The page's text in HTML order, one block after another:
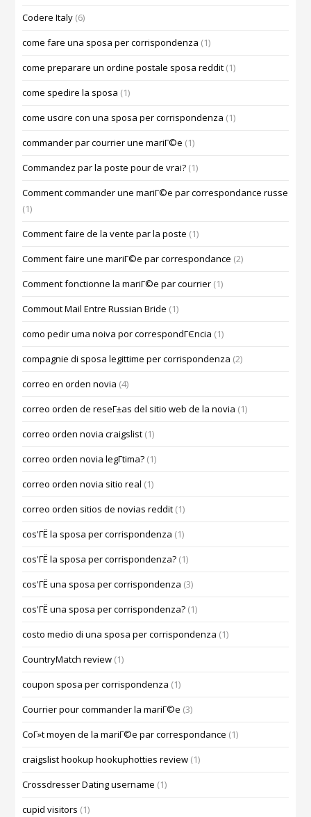
Codere Italy (6)
come fare una sposa per corrispondenza (1)
come preparare un ordine postale sposa reddit (1)
come spedire la sposa (1)
come uscire con una sposa per corrispondenza (1)
commander par courrier une mariГ©e (1)
Commandez par la poste pour de vrai? (1)
Comment commander une mariГ©e par correspondance russe
(1)
Comment faire de la vente par la poste (1)
Comment faire une mariГ©e par correspondance (2)
Comment fonctionne la mariГ©e par courrier (1)
Commout Mail Entre Russian Bride (1)
como pedir uma noiva por correspondГЄncia (1)
compagnie di sposa legittime per corrispondenza (2)
correo en orden novia (4)
correo orden de reseГ±as del sitio web de la novia (1)
correo orden novia craigslist (1)
correo orden novia legГ­tima? (1)
correo orden novia sitio real (1)
correo orden sitios de novias reddit (1)
cos'ГЁ la sposa per corrispondenza (1)
cos'ГЁ la sposa per corrispondenza? (1)
cos'ГЁ una sposa per corrispondenza (3)
cos'ГЁ una sposa per corrispondenza? (1)
costo medio di una sposa per corrispondenza (1)
CountryMatch review (1)
coupon sposa per corrispondenza (1)
Courrier pour commander la mariГ©e (3)
CoГ»t moyen de la mariГ©e par correspondance (1)
craigslist hookup hookuphotties review (1)
Crossdresser Dating username (1)
cupid visitors (1)